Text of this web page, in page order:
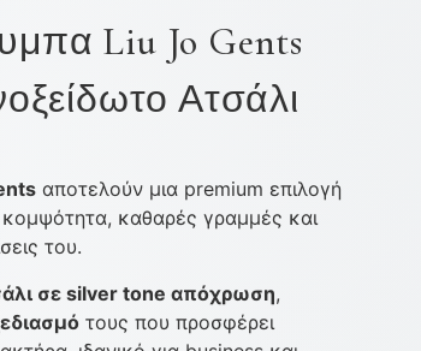
Liu Jo Gents
Ατσάλι
αποτελούν μια premium επιλογή
καθαρές γραμμές και
του.
σε silver tone απόχρωση,
τους που προσφέρει